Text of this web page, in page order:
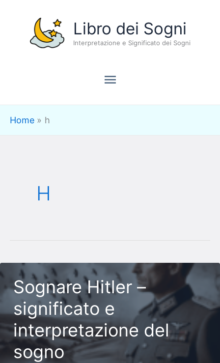
contenuto
Libro dei Sogni
Interpretazione e Significato dei Sogni
Menu
principale
Home h
H
Sognare Hitler –
significato e
interpretazione del
sogno